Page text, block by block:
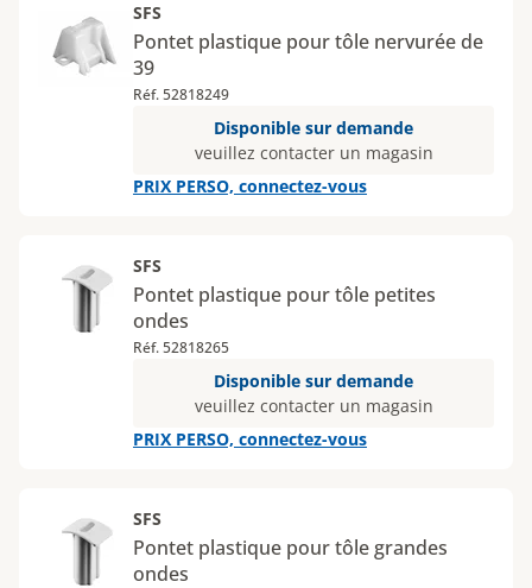
SFS
Pontet plastique pour tôle nervurée de
39
Réf. 52818249
Disponible sur demande
veuillez contacter un magasin
PRIX PERSO, connectez-vous
SFS
Pontet plastique pour tôle petites
ondes
Réf. 52818265
Disponible sur demande
veuillez contacter un magasin
PRIX PERSO, connectez-vous
SFS
Pontet plastique pour tôle grandes
ondes